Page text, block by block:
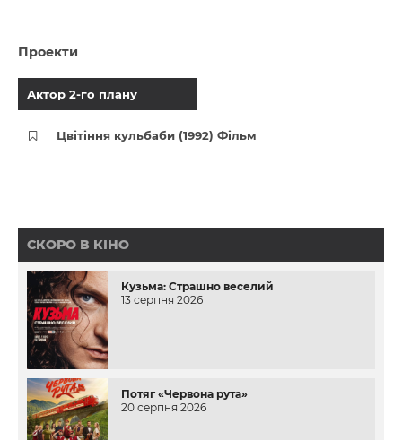
Проекти
Актор 2-го плану
Цвітіння кульбаби (1992) Фільм
СКОРО В КІНО
Кузьма: Страшно веселий
13 серпня 2026
Потяг «Червона рута»
20 серпня 2026